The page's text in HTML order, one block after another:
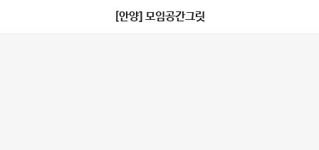
[안양] 모임공간그릿